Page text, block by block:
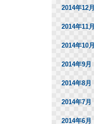
2014年12月
2014年11月
2014年10月
2014年9月
2014年8月
2014年7月
2014年6月